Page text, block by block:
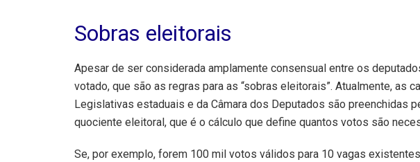
Sobras eleitorais
Apesar de ser considerada amplamente consensual entre os
votado, que são as regras para as “sobras eleitorais”. Atualmente, as
Legislativas estaduais e da Câmara dos Deputados são preenchidas
quociente eleitoral, que é o cálculo que define quantos votos são
Se, por exemplo, forem 100 mil votos válidos para 10 vagas